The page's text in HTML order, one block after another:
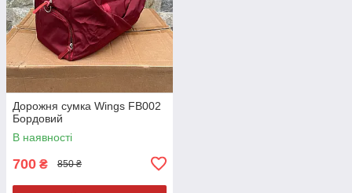
Дорожня сумка Wings FB002
Бордовий
В наявності
700 ₴ 850 ₴